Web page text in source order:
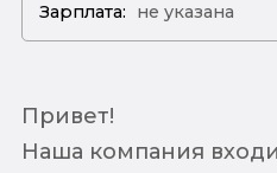
Зарплата: не указана
Привет!
Наша компания